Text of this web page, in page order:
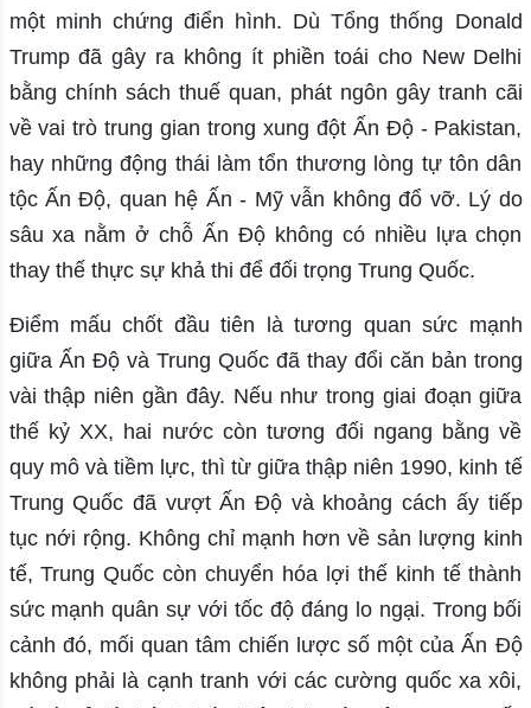
một minh chứng điển hình. Dù Tổng thống Donald
Trump đã gây ra không ít phiền toái cho New Delhi
bằng chính sách thuế quan, phát ngôn gây tranh cãi
về vai trò trung gian trong xung đột Ấn Độ - Pakistan,
hay những động thái làm tổn thương lòng tự tôn dân
tộc Ấn Độ, quan hệ Ấn - Mỹ vẫn không đổ vỡ. Lý do
sâu xa nằm ở chỗ Ấn Độ không có nhiều lựa chọn
thay thế thực sự khả thi để đối trọng Trung Quốc.
Điểm mấu chốt đầu tiên là tương quan sức mạnh
giữa Ấn Độ và Trung Quốc đã thay đổi căn bản trong
vài thập niên gần đây. Nếu như trong giai đoạn giữa
thế kỷ XX, hai nước còn tương đối ngang bằng về
quy mô và tiềm lực, thì từ giữa thập niên 1990, kinh tế
Trung Quốc đã vượt Ấn Độ và khoảng cách ấy tiếp
tục nới rộng. Không chỉ mạnh hơn về sản lượng kinh
tế, Trung Quốc còn chuyển hóa lợi thế kinh tế thành
sức mạnh quân sự với tốc độ đáng lo ngại. Trong bối
cảnh đó, mối quan tâm chiến lược số một của Ấn Độ
không phải là cạnh tranh với các cường quốc xa xôi,